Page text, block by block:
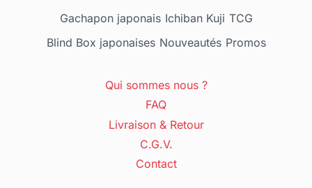
Gachapon japonais Ichiban Kuji TCG
Blind Box japonaises Nouveautés Promos
Qui sommes nous ?
FAQ
Livraison & Retour
C.G.V.
Contact